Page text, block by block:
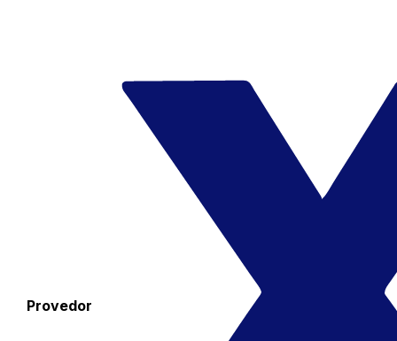
Provedor